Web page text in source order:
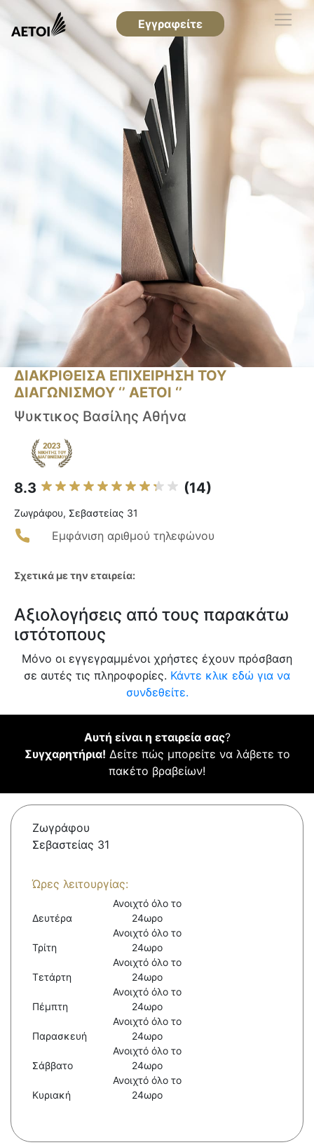
Εγγραφείτε
ΔΙΑΚΡΙΘΕΙΣΑ ΕΠΙΧΕΙΡΗΣΗ ΤΟΥ
ΔΙΑΓΩΝΙΣΜΟΥ ‘’ ΑΕΤΟΙ ‘’
Ψυκτικος Βασίλης Αθήνα
8.3 (14)
Ζωγράφου, Σεβαστείας 31
Εμφάνιση αριθμού τηλεφώνου
Σχετικά με την εταιρεία:
Αξιολογήσεις από τους παρακάτω
ιστότοπους
Μόνο οι εγγεγραμμένοι χρήστες έχουν πρόσβαση
σε αυτές τις πληροφορίες. Κάντε κλικ εδώ για να
συνδεθείτε.
Αυτή είναι η εταιρεία σας?
Συγχαρητήρια! Δείτε πώς μπορείτε να λάβετε το
πακέτο βραβείων!
Ζωγράφου
Σεβαστείας 31
Ώρες λειτουργίας:
Δευτέρα
Ανοιχτό όλο το
24ωρο
Τρίτη
Ανοιχτό όλο το
24ωρο
Τετάρτη
Ανοιχτό όλο το
24ωρο
Πέμπτη
Ανοιχτό όλο το
24ωρο
Παρασκευή
Ανοιχτό όλο το
24ωρο
Σάββατο
Ανοιχτό όλο το
24ωρο
Κυριακή
Ανοιχτό όλο το
24ωρο